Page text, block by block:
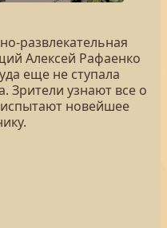
развлекательная
Алексей Рафаенко
еще не ступала
Зрители узнают все о
новейшее